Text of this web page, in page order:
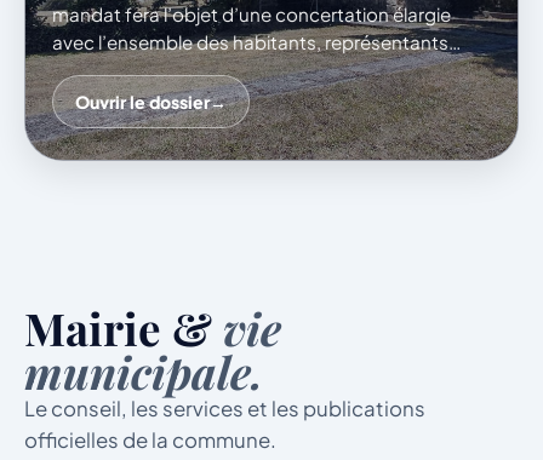
mandat fera l’objet d’une concertation élargie
avec l’ensemble des habitants, représentants
associatifs et acteurs locaux afin de déterminer ce
que nous ferons de cet espace : rien n’est exclu,
tout reste à imaginer avec vous !
Ouvrir le dossier→
Mairie & vie
municipale.
Le conseil, les services et les publications
officielles de la commune.